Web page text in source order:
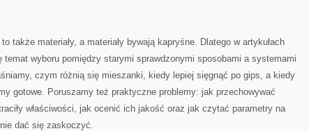
także materiały, a materiały bywają kapryśne. Dlatego w artykułach
temat wyboru pomiędzy starymi sprawdzonymi sposobami a systemami
czym różnią się mieszanki, kiedy lepiej sięgnąć po gips, a kiedy
gotowe. Poruszamy też praktyczne problemy: jak przechowywać
właściwości, jak ocenić ich jakość oraz jak czytać parametry na
dać się zaskoczyć.